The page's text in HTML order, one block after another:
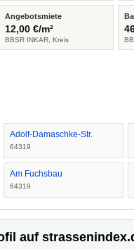
Angebotsmiete
12,00 €/m²
BBSR INKAR, Kreis
Adolf-Damaschke-Str.
64319
Am Fuchsbau
64319
auf